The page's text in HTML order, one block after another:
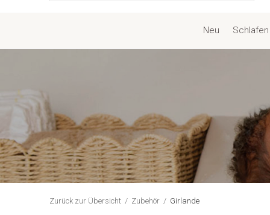
Neu Schlafen
Zurück zur Übersicht Zubehör Girlande